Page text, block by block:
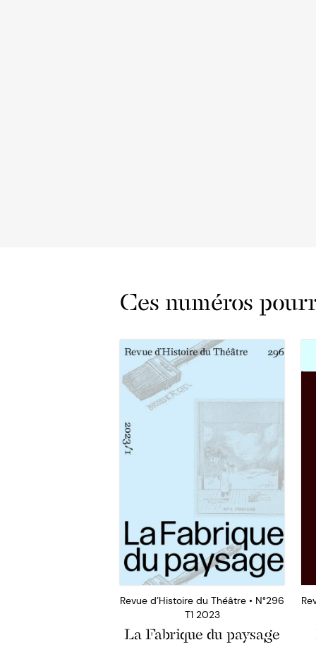
Ces numéros
Revue d’Histoire du Théâtre • N°296
T1 2023
La Fabrique du paysage